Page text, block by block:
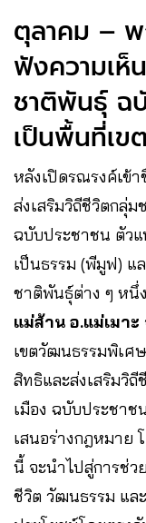
ตุลาคม –
ฟังความเห็
ชาติพันธุ์ ฉ
เป็นพื้นที่เ
หลังเปิดรณรงค์เข้
ส่งเสริมวิถีชีวิตกลุ่
ฉบับประชาชน ตัว
เป็นธรรม (พีมูฟ) แ
ชาติพันธุ์ต่าง ๆ หนึ่
แม่ส้าน อ.แม่เมาะ
เขตวัฒนธรรมพิเศ
สิทธิและส่งเสริมวิ
เมือง ฉบับประชาช
เสนอร่างกฎหมาย
นี้ จะนำไปสู่การช่ว
ชีวิต วัฒนธรรม แล